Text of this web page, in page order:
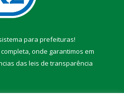
para prefeituras!
completa, onde garantimos em
das leis de transparência